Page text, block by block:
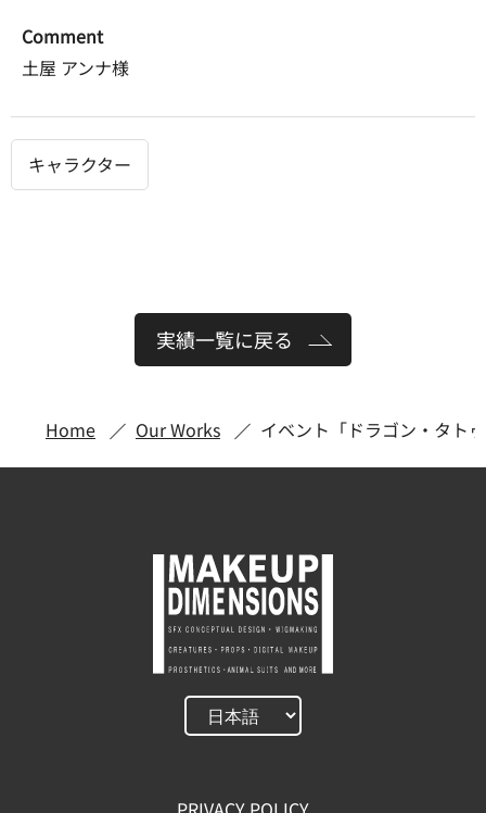
Comment
土屋 アンナ様
キャラクター
実績一覧に戻る
Home Our Works イベント「ドラゴン・タト